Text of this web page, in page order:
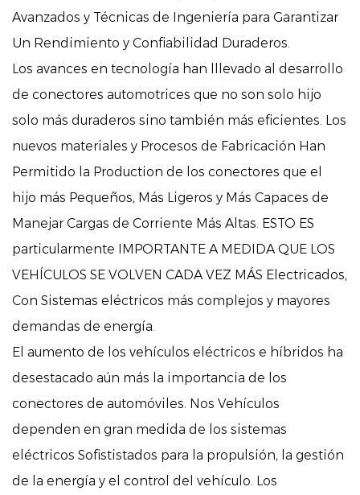
Avanzados y Técnicas de Ingeniería para Garantizar
Un Rendimiento y Confiabilidad Duraderos.
Los avances en tecnología han lllevado al desarrollo
de conectores automotrices que no son solo hijo
solo más duraderos sino también más eficientes. Los
nuevos materiales y Procesos de Fabricación Han
Permitido la Production de los conectores que el
hijo más Pequeños, Más Ligeros y Más Capaces de
Manejar Cargas de Corriente Más Altas. ESTO ES
particularmente IMPORTANTE A MEDIDA QUE LOS
VEHÍCULOS SE VOLVEN CADA VEZ MÁS Electricados,
Con Sistemas eléctricos más complejos y mayores
demandas de energía.
El aumento de los vehículos eléctricos e híbridos ha
desestacado aún más la importancia de los
conectores de automóviles. Nos Vehículos
dependen en gran medida de los sistemas
eléctricos Sofististados para la propulsión, la gestión
de la energía y el control del vehículo. Los